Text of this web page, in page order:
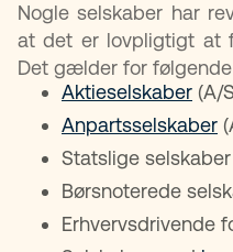
Nogle selskaber har
at det er lovpligtigt at
Det gælder for
Aktieselskaber (A/
Anpartsselskaber
Statslige selskaber
Børsnoterede
Erhvervsdrivende